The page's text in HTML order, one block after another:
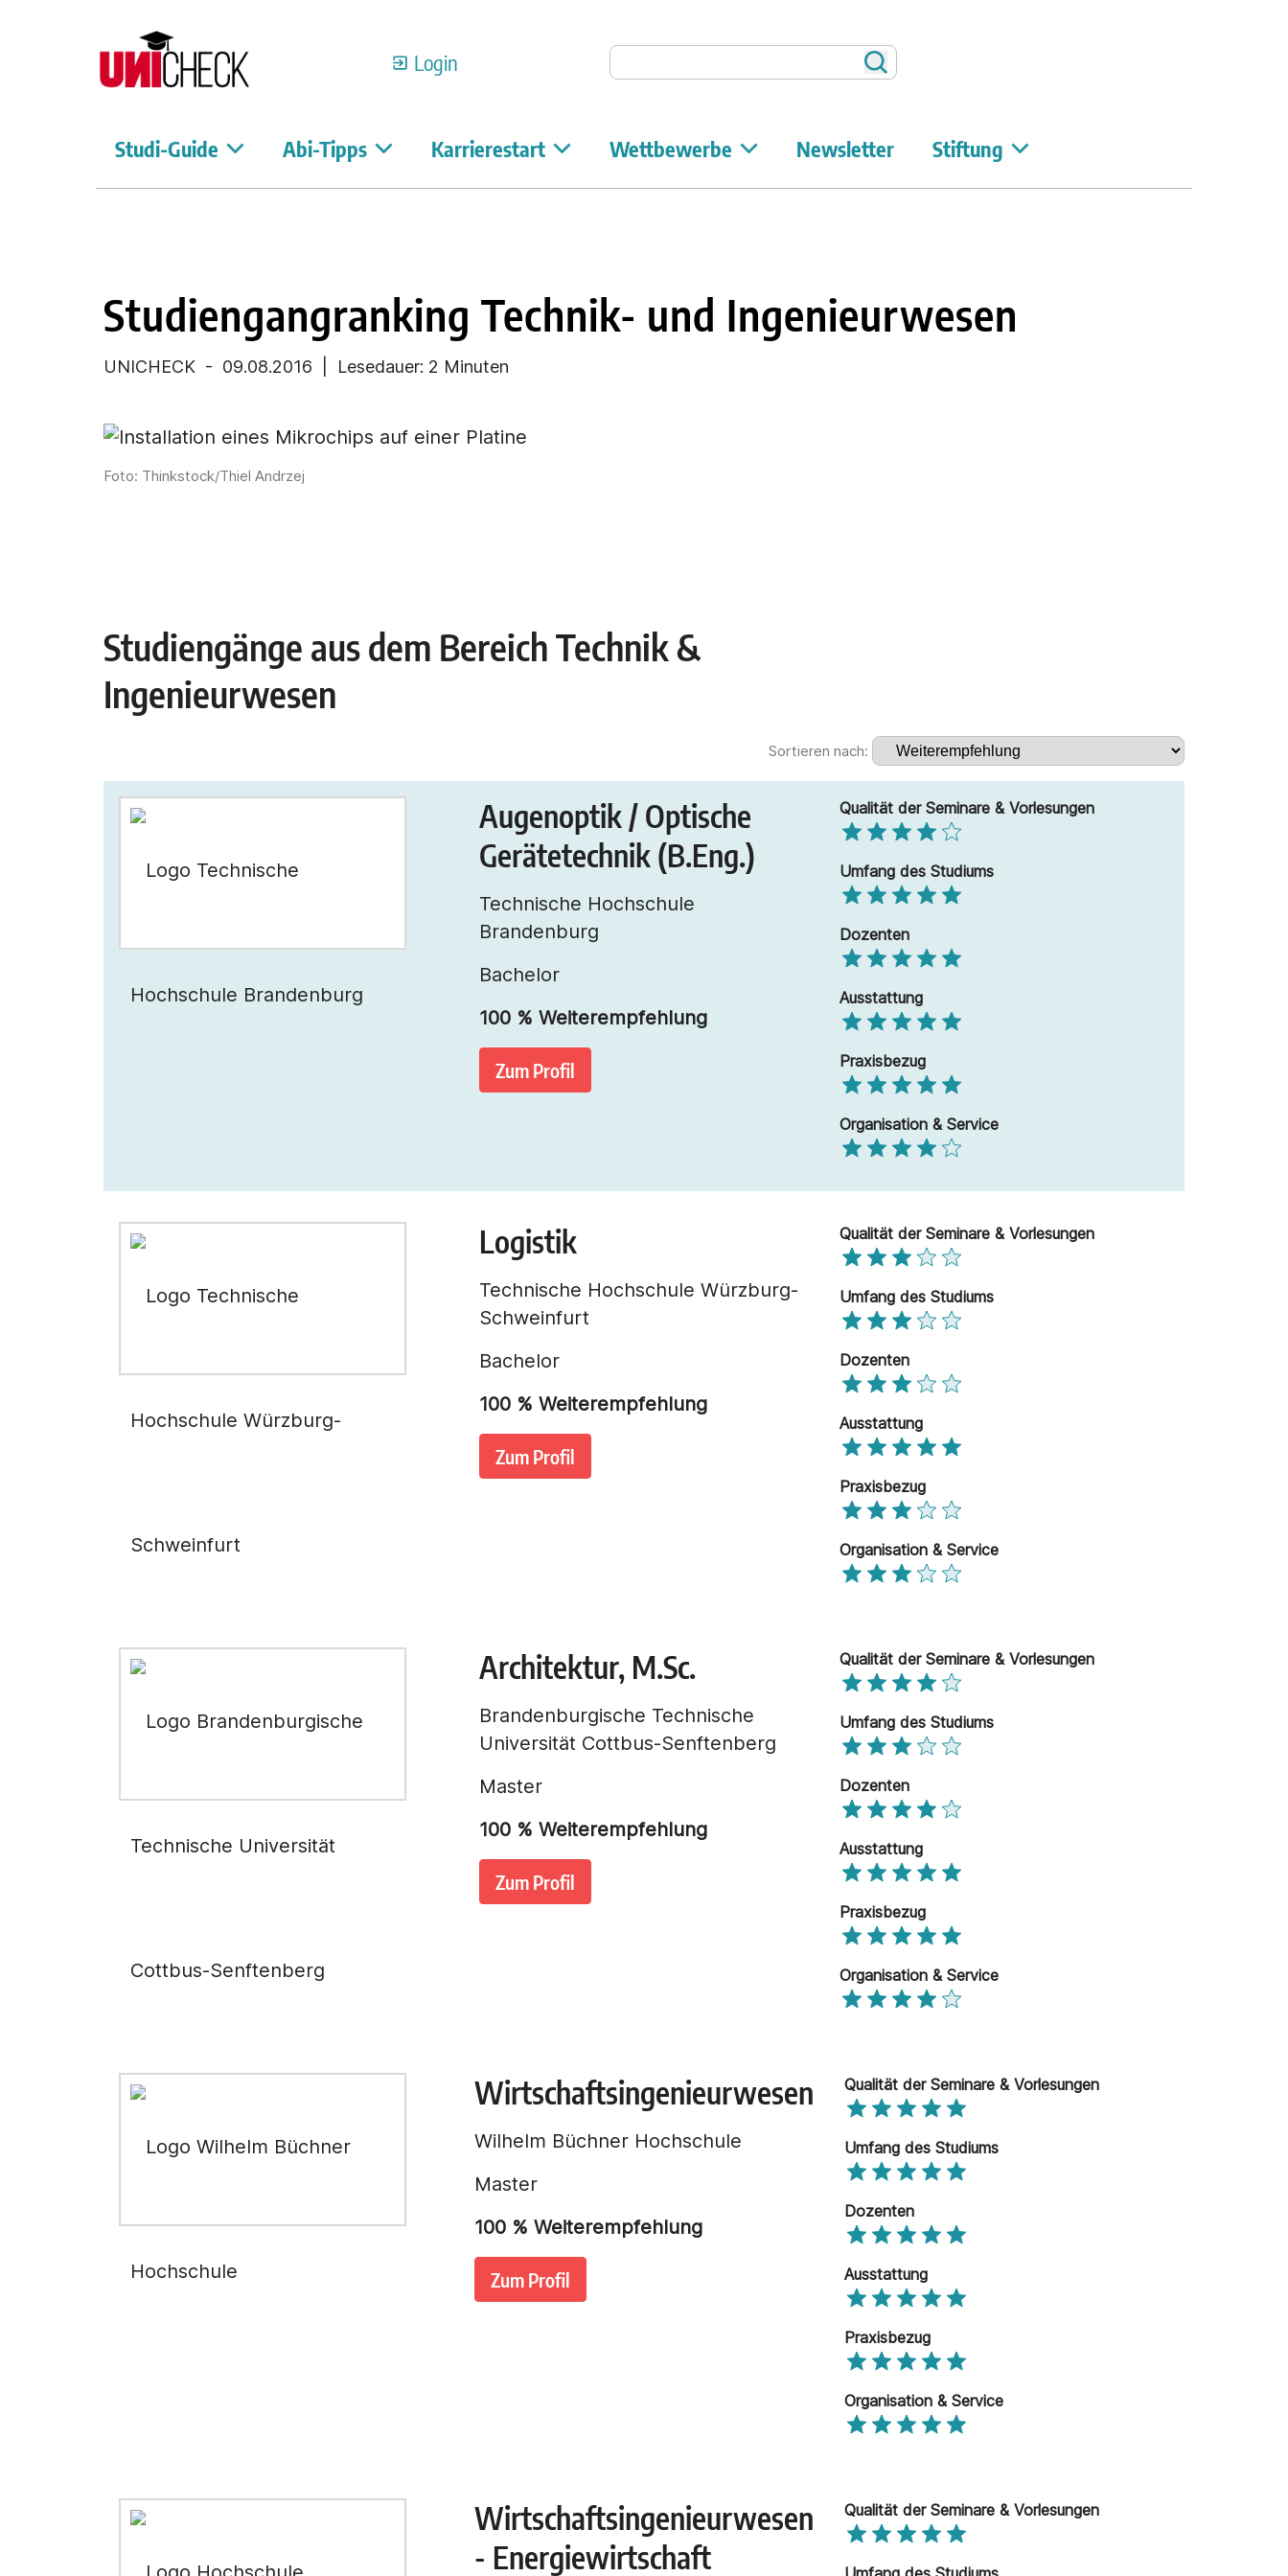
Login Auf Unicum suchen Suchen
Studi-Guide Abi-Tipps Karrierestart Wettbewerbe Newsletter Stiftung
Studiengangranking Technik- und Ingenieurwesen
UNICHECK - 09.08.2016 | Lesedauer: 2 Minuten
Foto: Thinkstock/Thiel Andrzej
Studiengänge aus dem Bereich Technik &
Ingenieurwesen
Sortieren nach:
Augenoptik / Optische
Gerätetechnik (B.Eng.)
Technische Hochschule
Brandenburg
Bachelor
100 % Weiterempfehlung
Zum Profil
Qualität der Seminare & Vorlesungen
Umfang des Studiums
Dozenten
Ausstattung
Praxisbezug
Organisation & Service
Logistik
Technische Hochschule Würzburg-
Schweinfurt
Bachelor
100 % Weiterempfehlung
Zum Profil
Qualität der Seminare & Vorlesungen
Umfang des Studiums
Dozenten
Ausstattung
Praxisbezug
Organisation & Service
Architektur, M.Sc.
Brandenburgische Technische
Universität Cottbus-Senftenberg
Master
100 % Weiterempfehlung
Zum Profil
Qualität der Seminare & Vorlesungen
Umfang des Studiums
Dozenten
Ausstattung
Praxisbezug
Organisation & Service
Wirtschaftsingenieurwesen
Wilhelm Büchner Hochschule
Master
100 % Weiterempfehlung
Zum Profil
Qualität der Seminare & Vorlesungen
Umfang des Studiums
Dozenten
Ausstattung
Praxisbezug
Organisation & Service
Wirtschaftsingenieurwesen
- Energiewirtschaft
Qualität der Seminare & Vorlesungen